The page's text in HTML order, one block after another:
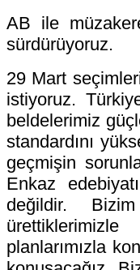
AB ile
sürdürüyoruz.
29 Mart
istiyoruz.
beldelerimiz
standardını
geçmişin
Enkaz
değildir.
planlarımızla